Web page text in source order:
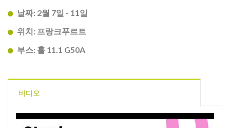
날짜: 2월 7일 - 11일
위치: 프랑크푸르트
부스: 홀 11.1 G50A
비디오